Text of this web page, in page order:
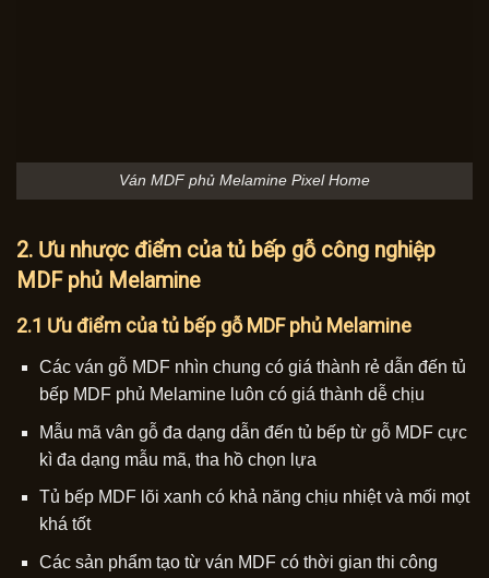
Ván MDF phủ Melamine Pixel Home
2. Ưu nhược điểm của tủ bếp gỗ công nghiệp
MDF phủ Melamine
2.1 Ưu điểm của tủ bếp gỗ MDF phủ Melamine
Các ván gỗ MDF nhìn chung có giá thành rẻ dẫn đến tủ
bếp MDF phủ Melamine luôn có giá thành dễ chịu
Mẫu mã vân gỗ đa dạng dẫn đến tủ bếp từ gỗ MDF cực
kì đa dạng mẫu mã, tha hồ chọn lựa
Tủ bếp MDF lõi xanh có khả năng chịu nhiệt và mối mọt
khá tốt
Các sản phẩm tạo từ ván MDF có thời gian thi công